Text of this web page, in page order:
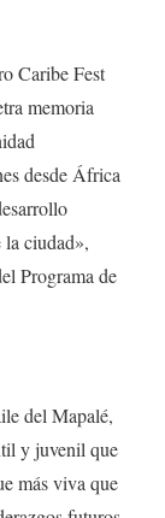
Caribe Fest
memoria
desde África
ciudad»,
Programa de
del Mapalé,
y juvenil que
más viva que